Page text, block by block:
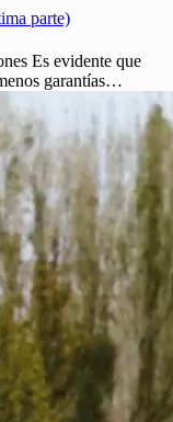
parte)
Es evidente que
garantías…